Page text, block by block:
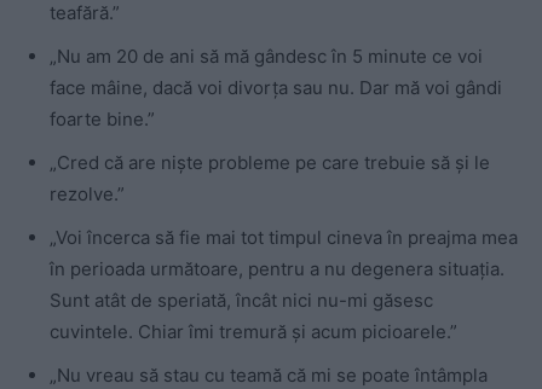
teafără.”
„Nu am 20 de ani să mă gândesc în 5 minute ce voi
face mâine, dacă voi divorța sau nu. Dar mă voi gândi
foarte bine.”
„Cred că are niște probleme pe care trebuie să și le
rezolve.”
„Voi încerca să fie mai tot timpul cineva în preajma mea
în perioada următoare, pentru a nu degenera situația.
Sunt atât de speriată, încât nici nu-mi găsesc
cuvintele. Chiar îmi tremură și acum picioarele.”
„Nu vreau să stau cu teamă că mi se poate întâmpla